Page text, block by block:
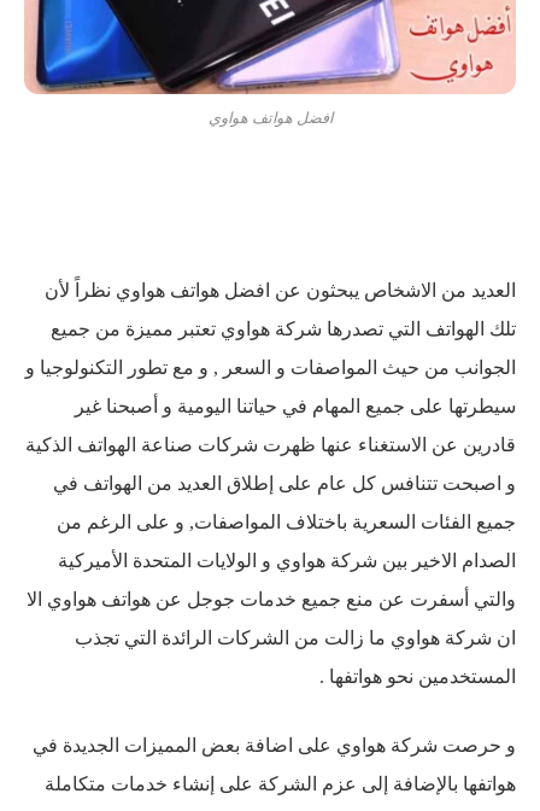
افضل هواتف هواوي
العديد من الاشخاص يبحثون عن افضل هواتف هواوي نظراً لأن
تلك الهواتف التي تصدرها شركة هواوي تعتبر مميزة من جميع
الجوانب من حيث المواصفات و السعر , و مع تطور التكنولوجيا و
سيطرتها على جميع المهام في حياتنا اليومية و أصبحنا غير
قادرين عن الاستغناء عنها ظهرت شركات صناعة الهواتف الذكية
و اصبحت تتنافس كل عام على إطلاق العديد من الهواتف في
جميع الفئات السعرية باختلاف المواصفات, و على الرغم من
الصدام الاخير بين شركة هواوي و الولايات المتحدة الأميركية
والتي أسفرت عن منع جميع خدمات جوجل عن هواتف هواوي الا
ان شركة هواوي ما زالت من الشركات الرائدة التي تجذب
المستخدمين نحو هواتفها .
و حرصت شركة هواوي على اضافة بعض المميزات الجديدة في
هواتفها بالإضافة إلى عزم الشركة على إنشاء خدمات متكاملة